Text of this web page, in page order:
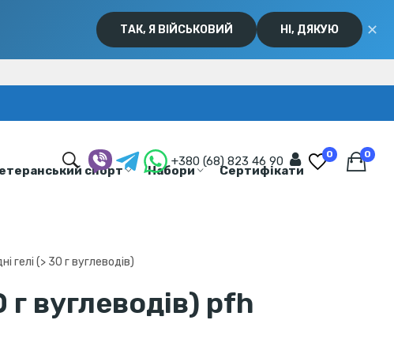
ТАК, Я ВІЙСЬКОВИЙ НІ, ДЯКУЮ ✕
спорт Набори
Сертифікати
+380 (68) 823 46 90 0 0
гелі (> 30 г вуглеводів)
г вуглеводів) pfh